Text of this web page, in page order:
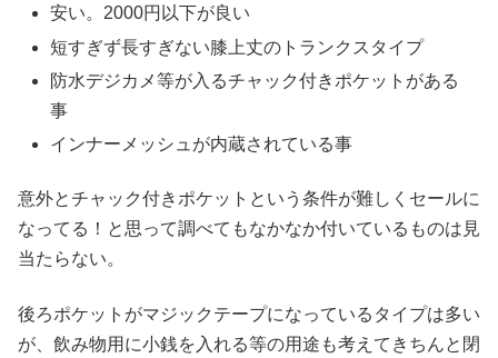
安い。2000円以下が良い
短すぎず長すぎない膝上丈のトランクスタイプ
防水デジカメ等が入るチャック付きポケットがある
事
インナーメッシュが内蔵されている事
意外とチャック付きポケットという条件が難しくセールに
なってる！と思って調べてもなかなか付いているものは見
当たらない。
後ろポケットがマジックテープになっているタイプは多い
が、飲み物用に小銭を入れる等の用途も考えてきちんと閉